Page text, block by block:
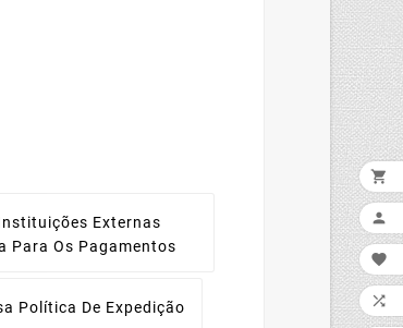
Externas
Para Os Pagamentos
Política De Expedição



